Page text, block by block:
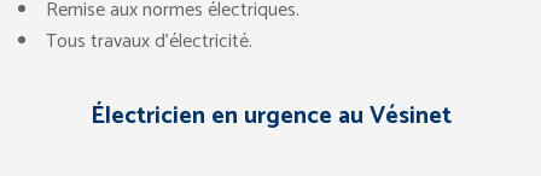
Remise aux normes électriques.
Tous travaux d’électricité.
Électricien en urgence au Vésinet